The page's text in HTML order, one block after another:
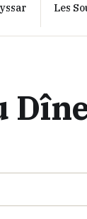
Les